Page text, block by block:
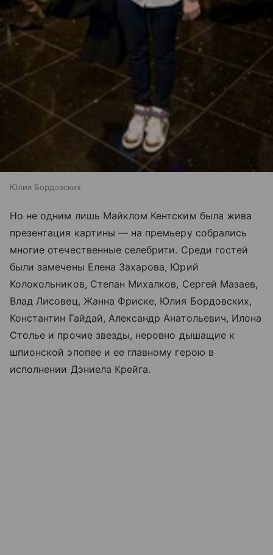
Юлия Бордовских
Но не одним лишь Майклом Кентским была жива
презентация картины — на премьеру собрались
многие отечественные селебрити. Среди гостей
были замечены Елена Захарова, Юрий
Колокольников, Степан Михалков, Сергей Мазаев,
Влад Лисовец, Жанна Фриске, Юлия Бордовских,
Константин Гайдай, Александр Анатольевич, Илона
Столье и прочие звезды, неровно дышащие к
шпионской эпопее и ее главному герою в
исполнении Дэниела Крейга.